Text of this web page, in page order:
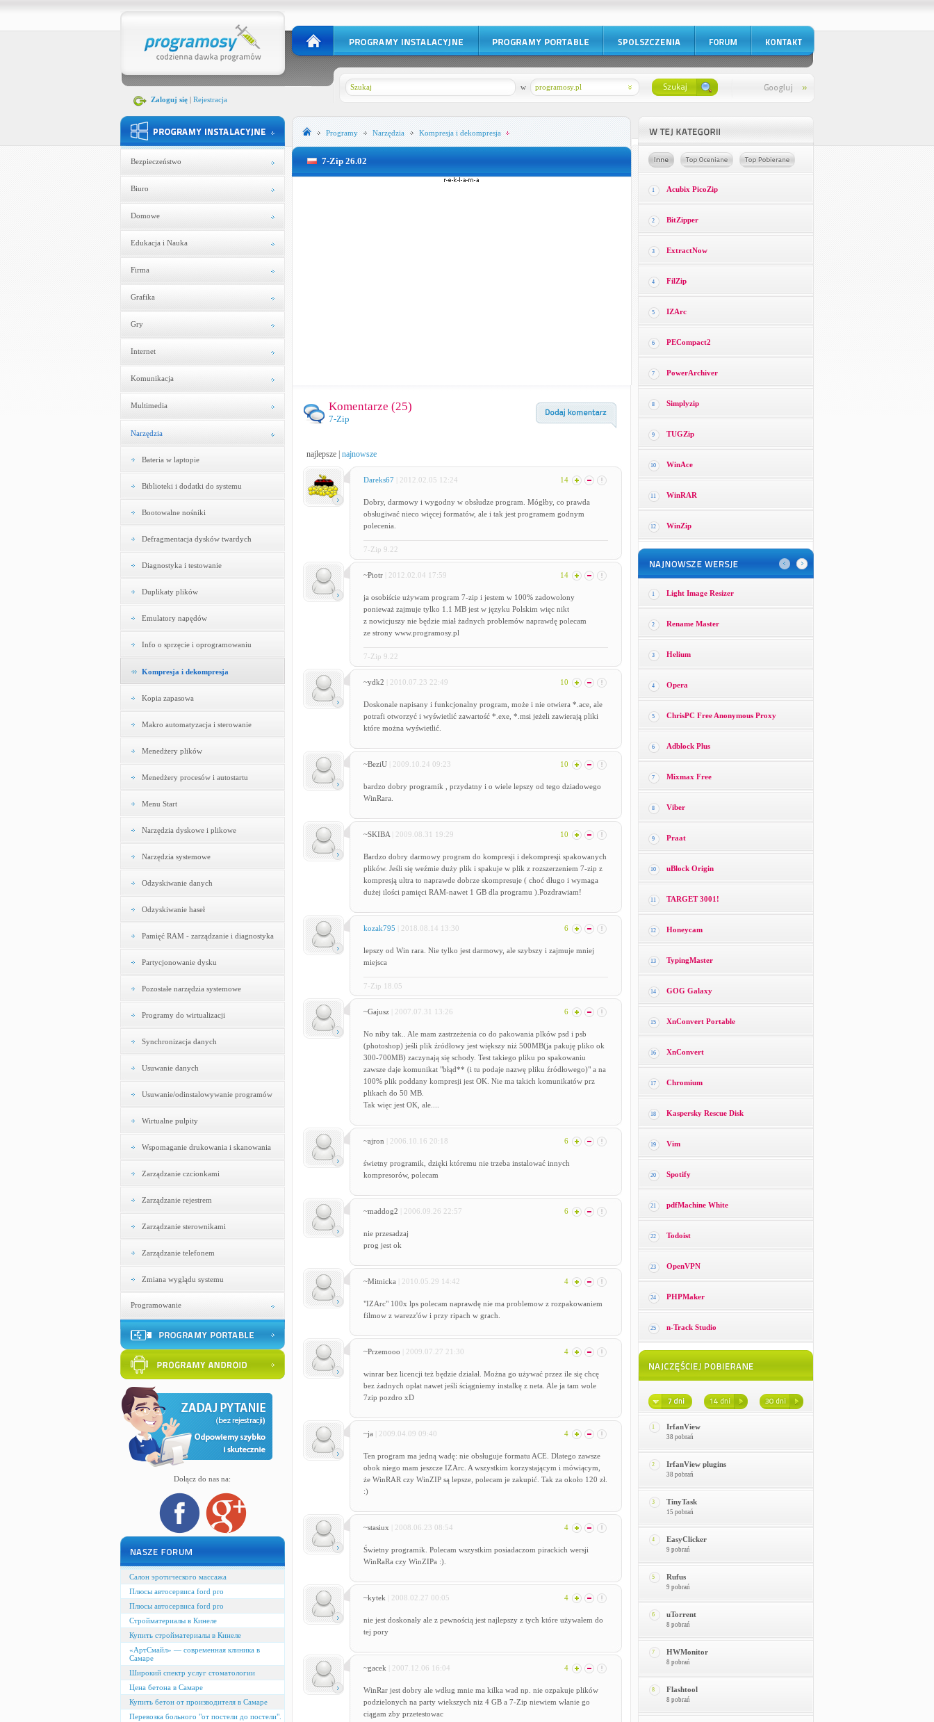
Zaloguj się| Rejestracja
programosy.pl
w
Bezpieczeństwo
Biuro
Domowe
Edukacja i Nauka
Firma
Grafika
Gry
Internet
Komunikacja
Multimedia
Narzędzia
Bateria w laptopie
Biblioteki i dodatki do systemu
Bootowalne nośniki
Defragmentacja dysków twardych
Diagnostyka i testowanie
Duplikaty plików
Emulatory napędów
Info o sprzęcie i oprogramowaniu
Kompresja i dekompresja
Kopia zapasowa
Makro automatyzacja i sterowanie
Menedżery plików
Menedżery procesów i autostartu
Menu Start
Narzędzia dyskowe i plikowe
Narzędzia systemowe
Odzyskiwanie danych
Odzyskiwanie haseł
Pamięć RAM - zarządzanie i diagnostyka
Partycjonowanie dysku
Pozostałe narzędzia systemowe
Programy do wirtualizacji
Synchronizacja danych
Usuwanie danych
Usuwanie/odinstalowywanie programów
Wirtualne pulpity
Wspomaganie drukowania i skanowania
Zarządzanie czcionkami
Zarządzanie rejestrem
Zarządzanie sterownikami
Zarządzanie telefonem
Zmiana wyglądu systemu
Programowanie
Dołącz do nas na:
Салон эротического массажа
Плюсы автосервиса ford pro
Плюсы автосервиса ford pro
Стройматериалы в Кинеле
Купить стройматериалы в Кинеле
«АртСмайл» — современная клиника в
Самаре
Широкий спектр услуг стоматологии
Цена бетона в Самаре
Купить бетон от производителя в Самаре
Перевозка больного "от постели до постели".
Programy Narzędzia Kompresja i dekompresja
7-Zip 26.02
Komentarze (25)
7-Zip
najlepsze| najnowsze
Dareks67 | 2012.02.05 12:24 14
Dobry, darmowy i wygodny w obsłudze program. Mógłby, co prawda
obsługiwać nieco więcej formatów, ale i tak jest programem godnym
polecenia.
7-Zip 9.22
~Piotr | 2012.02.04 17:59 14
ja osobiście używam program 7-zip i jestem w 100% zadowolony
ponieważ zajmuje tylko 1.1 MB jest w języku Polskim więc nikt
z nowicjuszy nie będzie miał żadnych problemów naprawdę polecam
ze strony www.programosy.pl
7-Zip 9.22
~ydk2 | 2010.07.23 22:49 10
Doskonale napisany i funkcjonalny program, może i nie otwiera *.ace, ale
potrafi otworzyć i wyświetlić zawartość *.exe, *.msi jeżeli zawierają pliki
które można wyświetlić.
~BeziU | 2009.10.24 09:23 10
bardzo dobry programik , przydatny i o wiele lepszy od tego dziadowego
WinRara.
~SKIBA | 2009.08.31 19:29 10
Bardzo dobry darmowy program do kompresji i dekompresji spakowanych
plików. Jeśli się weźmie duży plik i spakuje w plik z rozszerzeniem 7-zip z
kompresją ultra to naprawde dobrze skompresuje ( choć długo i wymaga
dużej ilości pamięci RAM-nawet 1 GB dla programu ).Pozdrawiam!
kozak795 | 2018.08.14 13:30 6
lepszy od Win rara. Nie tylko jest darmowy, ale szybszy i zajmuje mniej
miejsca
7-Zip 18.05
~Gajusz | 2007.07.31 13:26 6
No niby tak.. Ale mam zastrzeżenia co do pakowania plków psd i psb
(photoshop) jeśli plik źródłowy jest większy niż 500MB(ja pakuję pliko ok
300-700MB) zaczynają się schody. Test takiego pliku po spakowaniu
zawsze daje komunikat "błąd** (i tu podaje nazwę pliku źródłowego)" a na
100% plik poddany kompresji jest OK. Nie ma takich komunikatów prz
plikach do 50 MB.
Tak więc jest OK, ale....
~ajron | 2006.10.16 20:18 6
świetny programik, dzięki któremu nie trzeba instalować innych
kompresorów, polecam
~maddog2 | 2006.09.26 22:57 6
nie przesadzaj
prog jest ok
~Mitnicka | 2010.05.29 14:42 4
"IZArc" 100x lps polecam naprawdę nie ma problemow z rozpakowaniem
filmow z warezz'ów i przy ripach w grach.
~Przemooo | 2009.07.27 21:30 4
winrar bez licencji też będzie działał. Można go używać przez ile się chcę
bez żadnych opłat nawet jeśli ściągniemy instalkę z neta. Ale ja tam wole
7zip pozdro xD
~ja | 2009.04.09 09:40 4
Ten program ma jedną wadę: nie obsługuje formatu ACE. Dlatego zawsze
obok niego mam jeszcze IZArc. A wszystkim korzystającym i mówiącym,
że WinRAR czy WinZIP są lepsze, polecam je zakupić. Tak za około 120 zł.
:)
~stasiux | 2008.06.23 08:54 4
Świetny programik. Polecam wszystkim posiadaczom pirackich wersji
WinRaRa czy WinZIPa :).
~kytek | 2008.02.27 00:05 4
nie jest doskonały ale z pewnością jest najlepszy z tych które używałem do
tej pory
~gacek | 2007.12.06 16:04 4
WinRar jest dobry ale wdług mnie ma kilka wad np. nie ozpakuje plików
podzielonych na party wiekszych niz 4 GB a 7-Zip niewiem włanie go
ciągam zby przetestowac
1 Acubix PicoZip
2 BitZipper
3 ExtractNow
4 FilZip
5 IZArc
6 PECompact2
7 PowerArchiver
8 Simplyzip
9 TUGZip
10 WinAce
11 WinRAR
12 WinZip
1 Light Image Resizer
2 Rename Master
3 Helium
4 Opera
5 ChrisPC Free Anonymous Proxy
6 Adblock Plus
7 Mixmax Free
8 Viber
9 Praat
10 uBlock Origin
11 TARGET 3001!
12 Honeycam
13 TypingMaster
14 GOG Galaxy
15 XnConvert Portable
16 XnConvert
17 Chromium
18 Kaspersky Rescue Disk
19 Vim
20 Spotify
21 pdfMachine White
22 Todoist
23 OpenVPN
24 PHPMaker
25 n-Track Studio
1 IrfanView
38 pobrań
2 IrfanView plugins
38 pobrań
3 TinyTask
15 pobrań
4 EasyClicker
9 pobrań
5 Rufus
9 pobrań
6 uTorrent
8 pobrań
7 HWMonitor
8 pobrań
8 Flashtool
8 pobrań